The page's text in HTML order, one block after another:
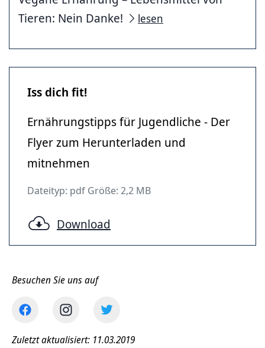
Tieren: Nein Danke!
lesen
Iss dich fit!
Ernährungstipps für Jugendliche - Der
Flyer zum Herunterladen und
mitnehmen
Dateityp: pdf Größe: 2,2 MB
Download
Besuchen Sie uns auf
Zuletzt aktualisiert: 11.03.2019